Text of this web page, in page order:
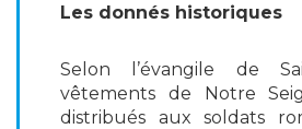
Les donnés historiques
Selon l’évangile de
vêtements de Notre
distribués aux soldats